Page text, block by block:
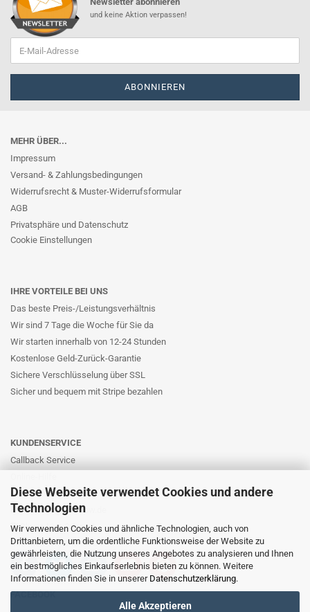
Diese Webseite verwendet Cookies und andere
Technologien
Wir verwenden Cookies und ähnliche Technologien, auch von
Drittanbietern, um die ordentliche Funktionsweise der Website zu
gewährleisten, die Nutzung unseres Angebotes zu analysieren und Ihnen
ein bestmögliches Einkaufserlebnis bieten zu können. Weitere
Informationen finden Sie in unserer Datenschutzerklärung.
Alle Akzeptieren
und keine Aktion verpassen!
MEHR ÜBER...
Impressum
Versand- & Zahlungsbedingungen
Widerrufsrecht & Muster-Widerrufsformular
AGB
Privatsphäre und Datenschutz
Cookie Einstellungen
IHRE VORTEILE BEI UNS
Das beste Preis-/Leistungsverhältnis
Wir sind 7 Tage die Woche für Sie da
Wir starten innerhalb von 12-24 Stunden
Kostenlose Geld-Zurück-Garantie
Sichere Verschlüsselung über SSL
Sicher und bequem mit Stripe bezahlen
KUNDENSERVICE
Callback Service
Kontaktformular
E-Mail: info@likernow.de
Skype Live Support
Ihre Meinung und Ideen
FACEBOOK